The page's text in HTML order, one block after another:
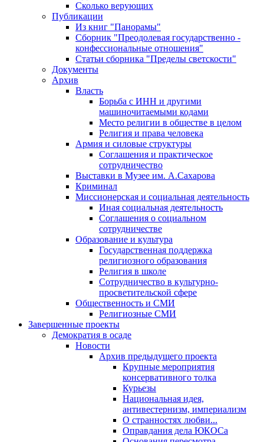
Сколько верующих
Публикации
Из книг "Панорамы"
Сборник "Преодолевая государственно -
конфессиональные отношения"
Статьи сборника "Пределы светскости"
Документы
Архив
Власть
Борьба с ИНН и другими
машиночитаемыми кодами
Место религии в обществе в целом
Религия и права человека
Армия и силовые структуры
Соглашения и практическое
сотрудничество
Выставки в Музее им. А.Сахарова
Криминал
Миссионерская и социальная деятельность
Иная социальная деятельность
Соглашения о социальном
сотрудничестве
Образование и культура
Государственная поддержка
религиозного образования
Религия в школе
Сотрудничество в культурно-
просветительской сфере
Общественность и СМИ
Религиозные СМИ
Завершенные проекты
Демократия в осаде
Новости
Архив предыдущего проекта
Крупные мероприятия
консервативного толка
Курьезы
Национальная идея,
антивестернизм, империализм
О странностях любви...
Оправдания дела ЮКОСа